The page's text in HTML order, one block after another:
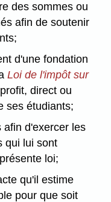
des sommes ou
afin de soutenir
d'une fondation
Loi de l'impôt sur
direct ou
ses étudiants;
afin d'exercer les
qui lui sont
loi;
qu'il estime
pour que soit